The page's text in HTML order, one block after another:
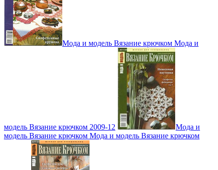
Мода и модель Вязание крючком Мода и
модель Вязание крючком 2009-12
Мода и
модель Вязание крючком Мода и модель Вязание крючком